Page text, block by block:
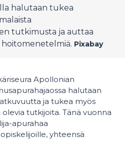
halutaan tukea
tutkimusta ja auttaa
Pixabay
Apollonian
halutaan
ja tukea myös
tutkijoita. Tänä vuonna
apurahaa
yhteensä